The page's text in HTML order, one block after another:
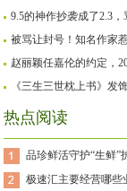
9.5的神作抄袭成了2.3，
被骂让封号！知名作家
赵丽颖任嘉伦的约定，
《三生三世枕上书》发
热点阅读
品珍鲜活守护“生鲜”
极速汇主要经营哪些